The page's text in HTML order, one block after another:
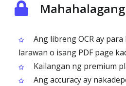
Ang libreng OCR ay
larawan o isang PDF page
Kailangan ng premium
Ang accuracy ay